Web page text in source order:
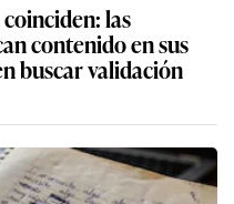
las
contenido en sus
buscar validación